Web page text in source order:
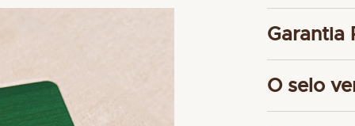
Garantia
relógios,
dos seus
O selo